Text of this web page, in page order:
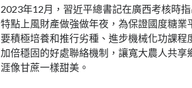
2023年12月，習近平總書記在廣西考核時
特點上風財產做強做年夜，為保證國度糖業
要積極培養和推行劣種、進步機械化功課
加倍穩固的好處聯絡機制，讓寬大農人共
涯像甘蔗一樣甜美。